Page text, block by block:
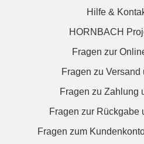
Hilfe &
HORNBACH
Fragen zur
Fragen zu Versand
Fragen zu Zahlung
Fragen zur Rückgabe
Fragen zum